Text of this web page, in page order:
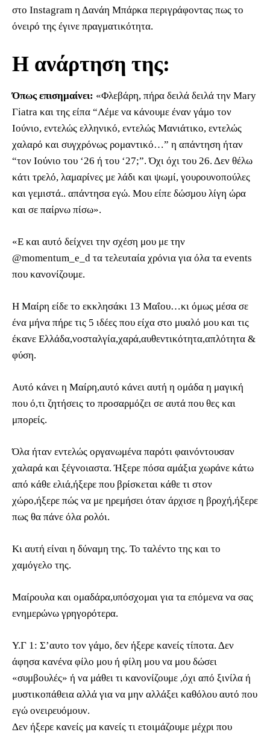
στο Instagram η Δανάη Μπάρκα περιγράφοντας πως το
όνειρό της έγινε πραγματικότητα.
Η ανάρτηση της:
Όπως επισημαίνει: «Φλεβάρη, πήρα δειλά δειλά την Μary
Γiatra και της είπα “Λέμε να κάνουμε έναν γάμο τον
Ιούνιο, εντελώς ελληνικό, εντελώς Μανιάτικο, εντελώς
χαλαρό και συγχρόνως ρομαντικό…” η απάντηση ήταν
“τον Ιούνιο του ‘26 ή του ‘27;”. Όχι όχι του 26. Δεν θέλω
κάτι τρελό, λαμαρίνες με λάδι και ψωμί, γουρουνοπούλες
και γεμιστά.. απάντησα εγώ. Μου είπε δώσμου λίγη ώρα
και σε παίρνω πίσω».
«Ε και αυτό δείχνει την σχέση μου με την
@momentum_e_d τα τελευταία χρόνια για όλα τα events
που κανονίζουμε.
Η Μαίρη είδε το εκκλησάκι 13 Μαΐου…κι όμως μέσα σε
ένα μήνα πήρε τις 5 ιδέες που είχα στο μυαλό μου και τις
έκανε Ελλάδα,νοσταλγία,χαρά,αυθεντικότητα,απλότητα &
φύση.
Αυτό κάνει η Μαίρη,αυτό κάνει αυτή η ομάδα η μαγική
που ό,τι ζητήσεις το προσαρμόζει σε αυτά που θες και
μπορείς.
Όλα ήταν εντελώς οργανωμένα παρότι φαινόντουσαν
χαλαρά και ξέγνοιαστα. Ήξερε πόσα αμάξια χωράνε κάτω
από κάθε ελιά,ήξερε που βρίσκεται κάθε τι στον
χώρο,ήξερε πώς να με ηρεμήσει όταν άρχισε η βροχή,ήξερε
πως θα πάνε όλα ρολόι.
Κι αυτή είναι η δύναμη της. Το ταλέντο της και το
χαμόγελο της.
Μαίρουλα και ομαδάρα,υπόσχομαι για τα επόμενα να σας
ενημερώνω γρηγορότερα.
Υ.Γ 1: Σ’αυτο τον γάμο, δεν ήξερε κανείς τίποτα. Δεν
άφησα κανένα φίλο μου ή φίλη μου να μου δώσει
«συμβουλές» ή να μάθει τι κανονίζουμε ,όχι από ξινίλα ή
μυστικοπάθεια αλλά για να μην αλλάξει καθόλου αυτό που
εγώ ονειρευόμουν.
Δεν ήξερε κανείς μα κανείς τι ετοιμάζουμε μέχρι που